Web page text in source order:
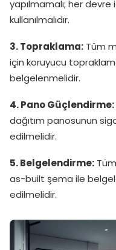
yapılmamalı; her
kullanılmalıdır.
3. Topraklama: Tüm
için koruyucu
belgelenmelidir.
4. Pano Güçlendirme:
dağıtım panosunun
edilmelidir.
5. Belgelendirme:
as-built şema ile
edilmelidir.